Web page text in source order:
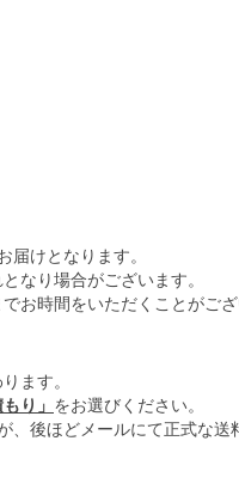
届けとなります。
なり場合がございます。
お時間をいただくことがござ
ます。
り」 をお選びください。
、後ほどメールにて正式な送